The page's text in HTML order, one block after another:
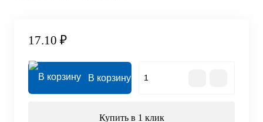
17.10 ₽
В корзину
Купить в 1 клик